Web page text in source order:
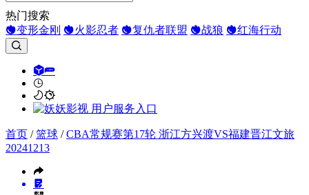
热门搜索
变形金刚
火影忍者 复仇者联盟 战狼 红海行动
首页 /篮球 /CBA常规赛第17轮 浙江方兴渡VS福建晋江文旅
20241213